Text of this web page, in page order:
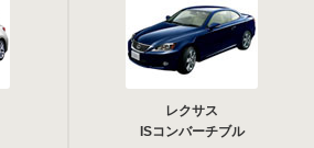
レクサス
ISコンバーチブル